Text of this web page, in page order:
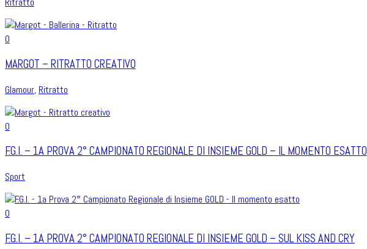
0
MARGOT – RITRATTO CREATIVO
Glamour, Ritratto
0
F.G.I. – 1A PROVA 2° CAMPIONATO REGIONALE DI INSIEME GOLD – IL MOMENTO ESATTO
Sport
0
F.G.I. – 1A PROVA 2° CAMPIONATO REGIONALE DI INSIEME GOLD – SUL KISS AND CRY